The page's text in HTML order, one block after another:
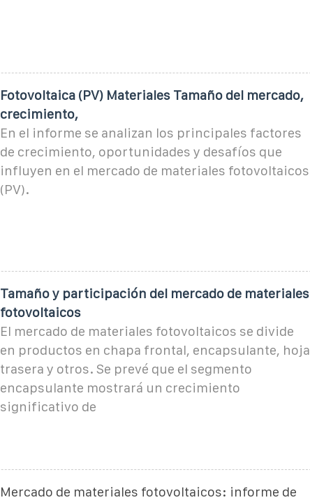
Fotovoltaica (PV) Materiales Tamaño del mercado,
crecimiento,
En el informe se analizan los principales factores
de crecimiento, oportunidades y desafíos que
influyen en el mercado de materiales fotovoltaicos
(PV).
Tamaño y participación del mercado de materiales
fotovoltaicos
El mercado de materiales fotovoltaicos se divide
en productos en chapa frontal, encapsulante, hoja
trasera y otros. Se prevé que el segmento
encapsulante mostrará un crecimiento
significativo de
Mercado de materiales fotovoltaicos: informe de